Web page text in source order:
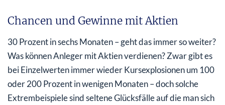
Welche Strategien mit Aktien gibt es?
Aktien und Psychologie: Fehler, die Anleger beim Kauf
von Aktien vermeiden können
Wann muss man Aktien verkaufen?
Welche Sparpläne mit Aktien für Rente und Vorsorge
Chancen und Gewinne mit Aktien
30 Prozent in sechs Monaten – geht das immer so weiter?
Was können Anleger mit Aktien verdienen? Zwar gibt es
bei Einzelwerten immer wieder Kursexplosionen um 100
oder 200 Prozent in wenigen Monaten – doch solche
Extrembeispiele sind seltene Glücksfälle auf die man sich